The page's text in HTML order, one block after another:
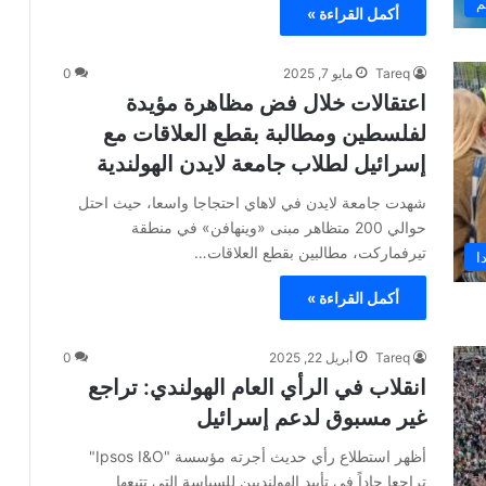
أكمل القراءة »
Tareq مايو 7, 2025 0
اعتقالات خلال فض مظاهرة مؤيدة
لفلسطين ومطالبة بقطع العلاقات مع
إسرائيل لطلاب جامعة لايدن الهولندية
شهدت جامعة لايدن في لاهاي احتجاجا واسعا، حيث احتل
حوالي 200 متظاهر مبنى «وينهافن» في منطقة
تيرفماركت، مطالبين بقطع العلاقات…
أكمل القراءة »
Tareq أبريل 22, 2025 0
انقلاب في الرأي العام الهولندي: تراجع
غير مسبوق لدعم إسرائيل
أظهر استطلاع رأي حديث أجرته مؤسسة "Ipsos I&O"
تراجعا حاداً في تأييد الهولنديين للسياسة التي تتبعها